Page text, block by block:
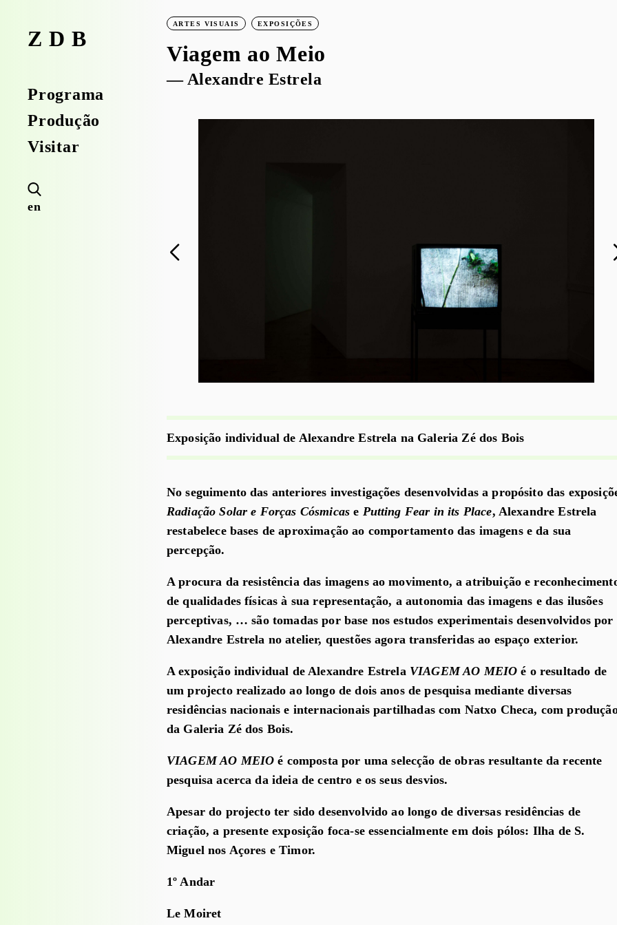
ZDB
Programa
Produção
Visitar
en
ARTES VISUAIS EXPOSIÇÕES
Viagem ao Meio
— Alexandre Estrela
Exposição individual de Alexandre Estrela na Galeria Zé dos Bois
No seguimento das anteriores investigações desenvolvidas a propósito das
Radiação Solar e Forças Cósmicas e Putting Fear in its Place, Alexandre Estrela
restabelece bases de aproximação ao comportamento das imagens e da sua
percepção.
A procura da resistência das imagens ao movimento, a atribuição e
de qualidades físicas à sua representação, a autonomia das imagens e das ilusões
perceptivas, … são tomadas por base nos estudos experimentais desenvolvidos por
Alexandre Estrela no atelier, questões agora transferidas ao espaço exterior.
A exposição individual de Alexandre Estrela VIAGEM AO MEIOé o resultado de
um projecto realizado ao longo de dois anos de pesquisa mediante diversas
residências nacionais e internacionais partilhadas com Natxo Checa, com
da Galeria Zé dos Bois.
VIAGEM AO MEIO é composta por uma selecção de obras resultante da recente
pesquisa acerca da ideia de centro e os seus desvios.
Apesar do projecto ter sido desenvolvido ao longo de diversas residências de
criação, a presente exposição foca-se essencialmente em dois pólos: Ilha de S.
Miguel nos Açores e Timor.
1º Andar
Le Moiret